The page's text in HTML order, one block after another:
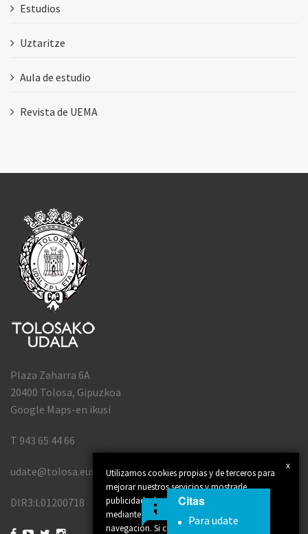
Citas
Para udate
Estudios
Uztaritze
Aula de estudio
Revista de UEMA
x
Utilizamos cookies propias y de terceros para
mejorar nuestros servicios y mostrarle
publicidad relacionada con sus preferencias
mediante el análisis de sus hábitos de
navegación. Si continúa navegando,
Plaza Zaharra 6A
20400 Tolosa, Gipuzkoa
Google Maps-en ikusi
T 943 65 44 66
udate@tolosa.eus
DIR3:L01200718